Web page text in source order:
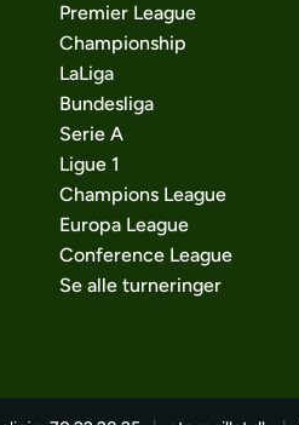
Premier League
Championship
LaLiga
Bundesliga
Serie A
Ligue 1
Champions League
Europa League
Conference League
Se alle turneringer